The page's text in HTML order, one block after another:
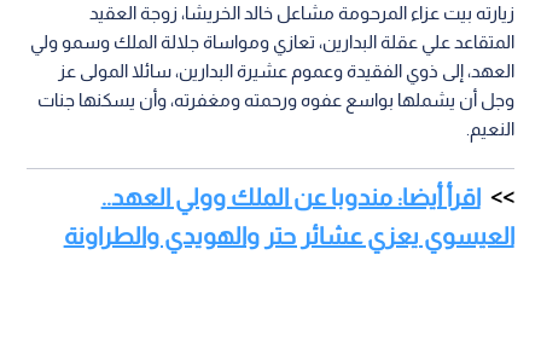
زيارته بيت عزاء المرحومة مشاعل خالد الخريشا، زوجة العقيد
المتقاعد علي عقلة البدارين، تعازي ومواساة جلالة الملك وسمو ولي
العهد، إلى ذوي الفقيدة وعموم عشيرة البدارين، سائلا المولى عز
وجل أن يشملها بواسع عفوه ورحمته ومغفرته، وأن يسكنها جنات
النعيم.
اقرأ أيضا: مندوبا عن الملك وولي العهد..
العيسوي يعزي عشائر حتر والهويدي والطراونة